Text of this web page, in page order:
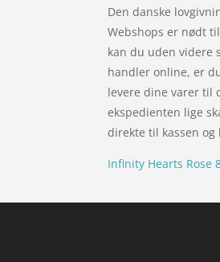
Den danske
Webshops er nødt
kan du uden videre
handler online, er
levere dine varer til
ekspedienten lige
direkte til kassen
Infinity Hearts Rose